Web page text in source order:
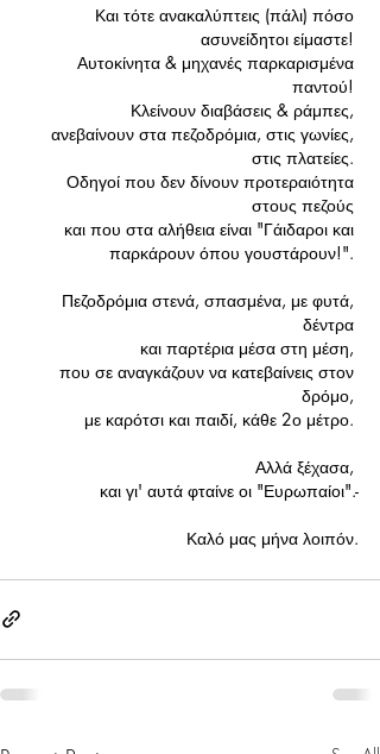
Και τότε ανακαλύπτεις (πάλι) πόσο
ασυνείδητοι είμαστε!
Αυτοκίνητα & μηχανές παρκαρισμένα
παντού!
Κλείνουν διαβάσεις & ράμπες,
ανεβαίνουν στα πεζοδρόμια, στις γωνίες,
στις πλατείες.
Οδηγοί που δεν δίνουν προτεραιότητα
στους πεζούς
και που στα αλήθεια είναι "Γάιδαροι και
παρκάρουν όπου γουστάρουν!".
Πεζοδρόμια στενά, σπασμένα, με φυτά,
δέντρα
και παρτέρια μέσα στη μέση,
που σε αναγκάζουν να κατεβαίνεις στον
δρόμο,
με καρότσι και παιδί, κάθε 2ο μέτρο.
Αλλά ξέχασα,
και γι' αυτά φταίνε οι "Ευρωπαίοι".-
Καλό μας μήνα λοιπόν.